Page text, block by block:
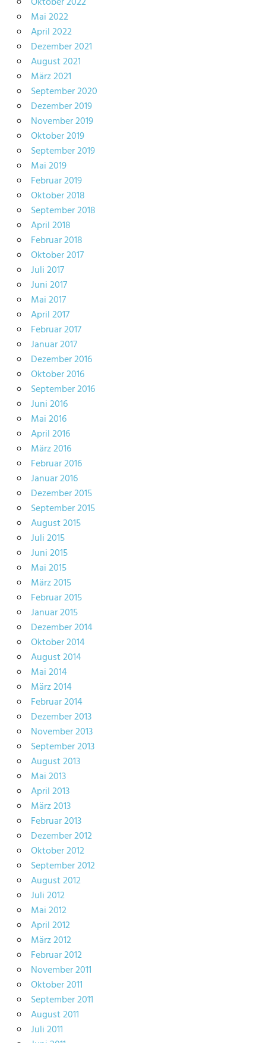
Mai 2022
April 2022
Dezember 2021
August 2021
März 2021
September 2020
Dezember 2019
November 2019
Oktober 2019
September 2019
Mai 2019
Februar 2019
Oktober 2018
September 2018
April 2018
Februar 2018
Oktober 2017
Juli 2017
Juni 2017
Mai 2017
April 2017
Februar 2017
Januar 2017
Dezember 2016
Oktober 2016
September 2016
Juni 2016
Mai 2016
April 2016
März 2016
Februar 2016
Januar 2016
Dezember 2015
September 2015
August 2015
Juli 2015
Juni 2015
Mai 2015
März 2015
Februar 2015
Januar 2015
Dezember 2014
Oktober 2014
August 2014
Mai 2014
März 2014
Februar 2014
Dezember 2013
November 2013
September 2013
August 2013
Mai 2013
April 2013
März 2013
Februar 2013
Dezember 2012
Oktober 2012
September 2012
August 2012
Juli 2012
Mai 2012
April 2012
März 2012
Februar 2012
November 2011
Oktober 2011
September 2011
August 2011
Juli 2011